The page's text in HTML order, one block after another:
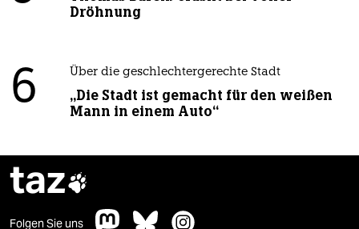
Dröhnung
6 Über die geschlechtergerechte Stadt
„Die Stadt ist gemacht für den weißen
Mann in einem Auto“
taz
Folgen Sie uns